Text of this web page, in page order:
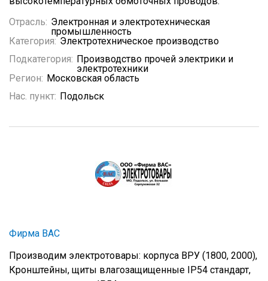
Отрасль: Электронная и электротехническая
промышленность
Категория: Электротехническое производство
Подкатегория: Производство прочей электрики и
электротехники
Регион: Московская область
Нас. пункт: Подольск
Фирма ВАС
Производим электротовары: корпуса ВРУ (1800, 2000),
Кронштейны, щиты влагозащищенные IP54 стандарт,